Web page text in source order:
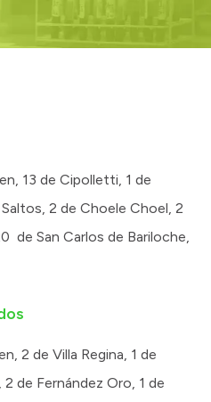
13 de Cipolletti, 1 de
2 de Choele Choel, 2
de San Carlos de Bariloche,
2 de Villa Regina, 1 de
de Fernández Oro, 1 de